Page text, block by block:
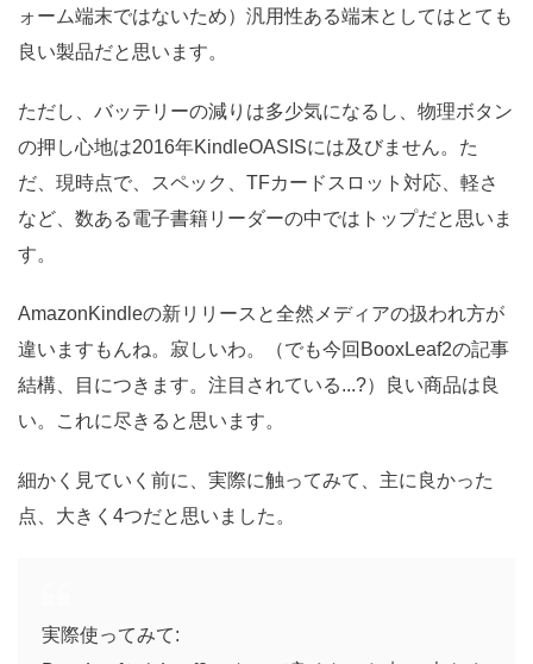
ォーム端末ではないため）汎用性ある端末としてはとても
良い製品だと思います。
ただし、バッテリーの減りは多少気になるし、物理ボタン
の押し心地は2016年KindleOASISには及びません。た
だ、現時点で、スペック、TFカードスロット対応、軽さ
など、数ある電子書籍リーダーの中ではトップだと思いま
す。
AmazonKindleの新リリースと全然メディアの扱われ方が
違いますもんね。寂しいわ。（でも今回BooxLeaf2の記事
結構、目につきます。注目されている...?）良い商品は良
い。これに尽きると思います。
細かく見ていく前に、実際に触ってみて、主に良かった
点、大きく4つだと思いました。
実際使ってみて: